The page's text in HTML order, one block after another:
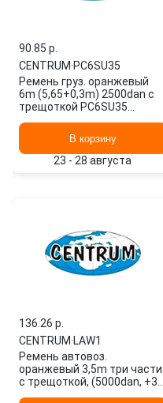
90.85 p.
CENTRUM·PC6SU35
Ремень груз. оранжевый
6m (5,65+0,3m) 2500dan с
трещоткой PC6SU35
В корзину
23 - 28 августа
136.26 p.
CENTRUM·LAW1
Ремень автовоз.
оранжевый 3,5m три части
с трещоткой, (5000dan, +3)